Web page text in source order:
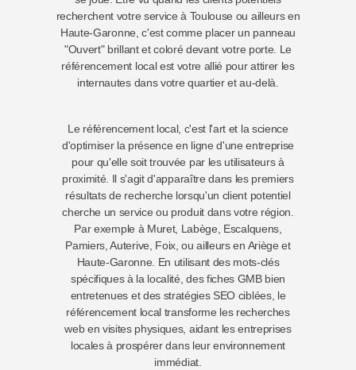
recherchent votre service à Toulouse ou ailleurs en
Haute-Garonne, c'est comme placer un panneau
"Ouvert" brillant et coloré devant votre porte. Le
référencement local est votre allié pour attirer les
internautes dans votre quartier et au-delà.
Le référencement local, c'est l'art et la science
d'optimiser la présence en ligne d'une entreprise
pour qu'elle soit trouvée par les utilisateurs à
proximité. Il s'agit d'apparaître dans les premiers
résultats de recherche lorsqu'un client potentiel
cherche un service ou produit dans votre région.
Par exemple à Muret, Labège, Escalquens,
Pamiers, Auterive, Foix, ou ailleurs en Ariège et
Haute-Garonne. En utilisant des mots-clés
spécifiques à la localité, des fiches GMB bien
entretenues et des stratégies SEO ciblées, le
référencement local transforme les recherches
web en visites physiques, aidant les entreprises
locales à prospérer dans leur environnement
immédiat.